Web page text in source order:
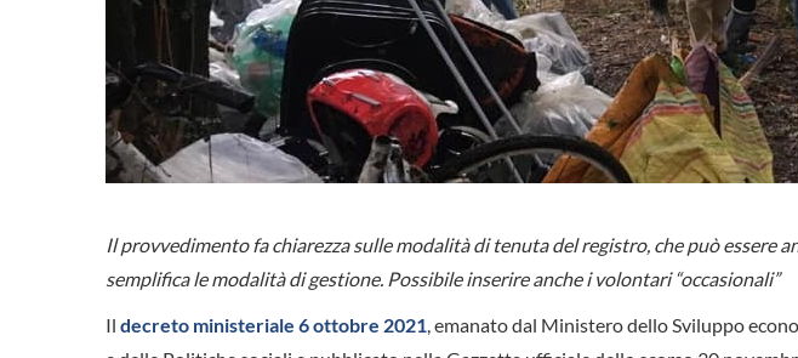
Il provvedimento fa chiarezza sulle modalità di tenuta del registro, che può essere
semplifica le modalità di gestione. Possibile inserire anche i volontari “occasionali”
Il decreto ministeriale 6 ottobre 2021, emanato dal Ministero dello Sviluppo